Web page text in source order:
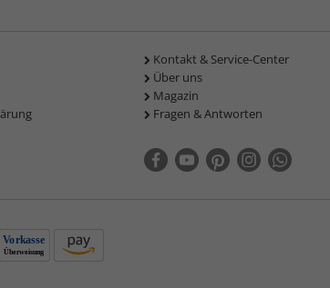
Kontakt & Service-Center
Über uns
Magazin
Fragen & Antworten